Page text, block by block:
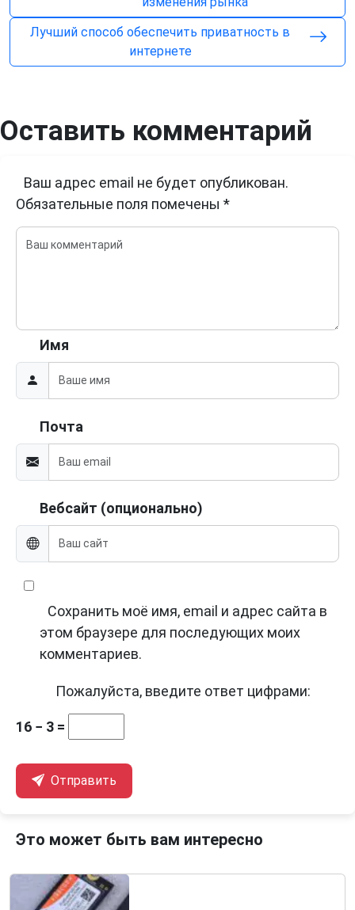
Лучший способ обеспечить приватность в
интернете
Оставить комментарий
Ваш адрес email не будет опубликован.
Обязательные поля помечены *
Имя
Почта
Вебсайт (опционально)
Сохранить моё имя, email и адрес сайта в
этом браузере для последующих моих
комментариев.
Пожалуйста, введите ответ цифрами:
16 − 3 =
Отправить
Это может быть вам интересно